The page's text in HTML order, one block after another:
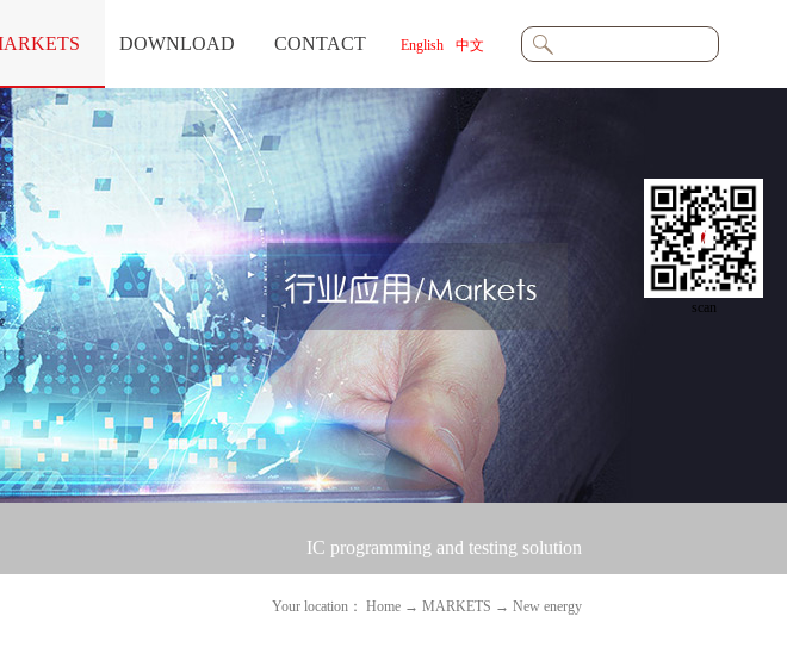
English 中文
DOWNLOAD CONTACT
IC programming and testing solution
Your location： Home → MARKETS → New energy
scan